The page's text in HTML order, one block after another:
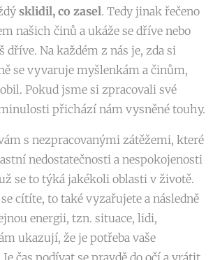
sklidil, co zasel. Tedy jinak řečeno
našich činů a ukáže se dříve nebo
Na každém z nás je, zda si
se vyvaruje myšlenkám a činům,
Pokud jsme si zpracovali své
přichází nám vysněné touhy.
s nezpracovanými zátěžemi, které
nedostatečnosti a nespokojenosti
se to týká jakékoli oblasti v životě.
cítíte, to také vyzařujete a následně
energii, tzn. situace, lidi,
ukazují, že je potřeba vaše
čas podívat se pravdě do očí a vrátit